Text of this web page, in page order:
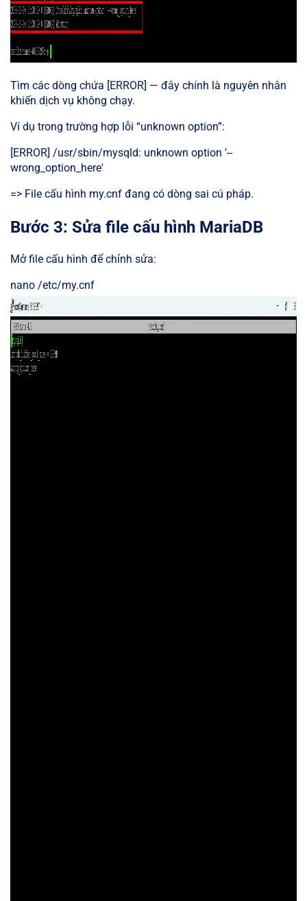
Tìm các dòng chứa [ERROR] — đây chính là nguyên nhân
khiến dịch vụ không chạy.
Ví dụ trong trường hợp lỗi “unknown option”:
[ERROR] /usr/sbin/mysqld: unknown option '--
wrong_option_here'
=> File cấu hình my.cnf đang có dòng sai cú pháp.
Bước 3: Sửa file cấu hình MariaDB
Mở file cấu hình để chỉnh sửa:
nano /etc/my.cnf